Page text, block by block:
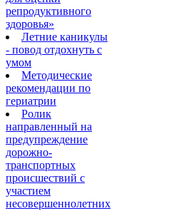
репродуктивного
здоровья»
Летние каникулы
- повод отдохнуть с
умом
Методические
рекомендации по
гериатрии
Ролик
направленный на
предупреждение
дорожно-
транспортных
происшествий с
участием
несовершеннолетних